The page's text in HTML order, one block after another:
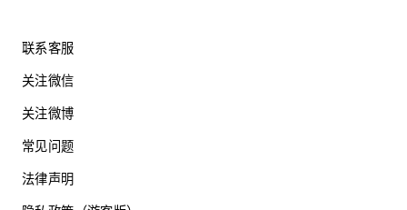
联系客服
关注微信
关注微博
常见问题
法律声明